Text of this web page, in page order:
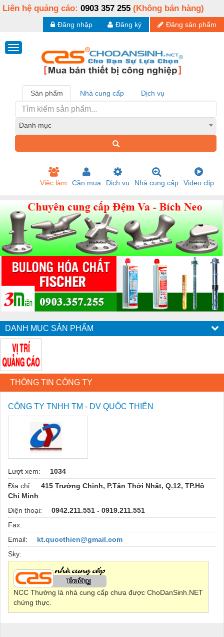
Liên hệ quảng cáo: 0903 357 255 (Không bán hàng)
Đăng sản phẩm
Đăng ký
Đăng nhập
Sản phẩm Nhà cung cấp Dịch vụ
Danh mục
Việc làm Cần mua Dịch vụ Nhà cung cấp Video clip
DANH MỤC SẢN PHẨM
THÔNG TIN CÔNG TY
CÔNG TY TNHH TM - DV QUỐC THIÊN
Lượt xem:
1034
Địa chỉ:
415 Trường Chinh, P.Tân Thới Nhất, Q.12, TP.Hồ
Chí Minh
Điện thoại:
0942.211.551 - 0919.211.551
Fax:
Email:
kt.quocthien@gmail.com
Sky:
NCC Thường là nhà cung cấp chưa được ChoDanSinh.NET
chứng thực.